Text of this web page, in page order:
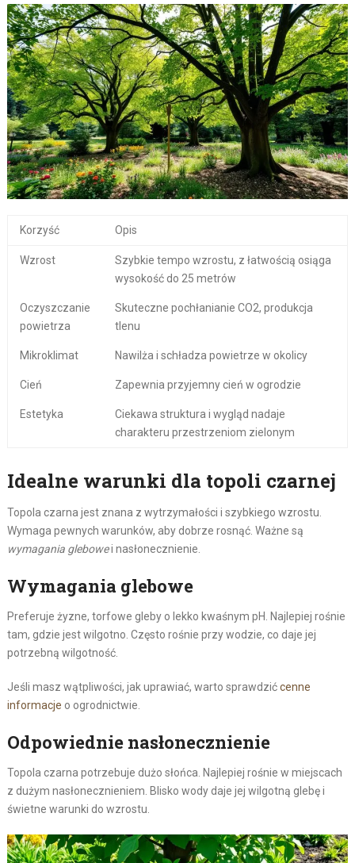
Korzyść Opis
Wzrost
Szybkie tempo wzrostu, z łatwością osiąga
wysokość do 25 metrów
Oczyszczanie
powietrza
Skuteczne pochłanianie CO2, produkcja
tlenu
Mikroklimat Nawilża i schładza powietrze w okolicy
Cień Zapewnia przyjemny cień w ogrodzie
Estetyka
Ciekawa struktura i wygląd nadaje
charakteru przestrzeniom zielonym
Idealne warunki dla topoli czarnej
Topola czarna jest znana z wytrzymałości i szybkiego wzrostu.
Wymaga pewnych warunków, aby dobrze rosnąć. Ważne są
wymagania glebowei nasłonecznienie.
Wymagania glebowe
Preferuje żyzne, torfowe gleby o lekko kwaśnym pH. Najlepiej rośnie
tam, gdzie jest wilgotno. Często rośnie przy wodzie, co daje jej
potrzebną wilgotność.
Jeśli masz wątpliwości, jak uprawiać, warto sprawdzićcenne
informacje o ogrodnictwie.
Odpowiednie nasłonecznienie
Topola czarna potrzebuje dużo słońca. Najlepiej rośnie w miejscach
z dużym nasłonecznieniem. Blisko wody daje jej wilgotną glebę i
świetne warunki do wzrostu.